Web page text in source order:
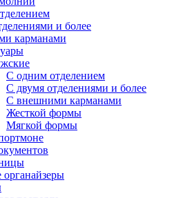
и более
карманами
С одним отделением
С двумя отделениями и более
С внешними карманами
Жесткой формы
Мягкой формы